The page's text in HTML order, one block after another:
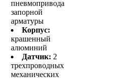
пневмопривода
запорной
арматуры
Корпус:
крашенный
алюминий
Датчик: 2
трехпроводных
механических